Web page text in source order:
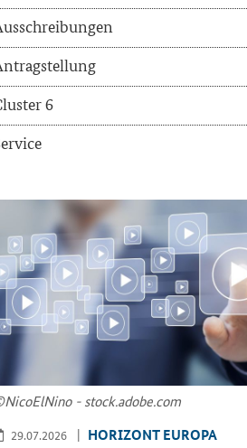
6
- stock.adobe.com
29.07.2026 HO­RI­ZONT EU­RO­PA